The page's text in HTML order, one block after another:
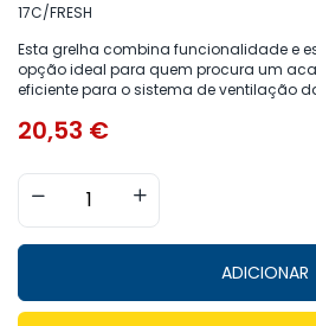
17C/FRESH
Esta grelha combina funcionalidade e
opção ideal para quem procura um
eficiente para o sistema de ventilação
20,53 €
ADICIONAR